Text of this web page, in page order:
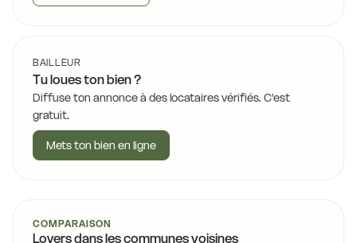
BAILLEUR
Tu loues ton bien ?
Diffuse ton annonce à des locataires vérifiés. C'est
gratuit.
Mets ton bien en ligne
COMPARAISON
Loyers dans les communes voisines